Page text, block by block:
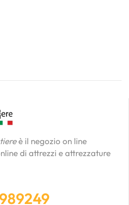
è il negozio on line
di attrezzi e attrezzature